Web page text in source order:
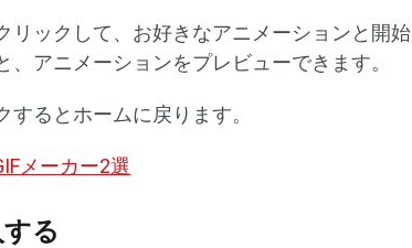
リックして、お好きなアニメーションと開始
アニメーションをプレビューできます。
するとホームに戻ります。
メーカー2選
る